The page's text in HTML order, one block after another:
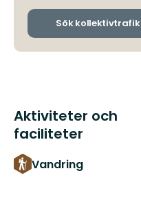
Sök kollektivtrafik
Aktiviteter och
faciliteter
Vandring